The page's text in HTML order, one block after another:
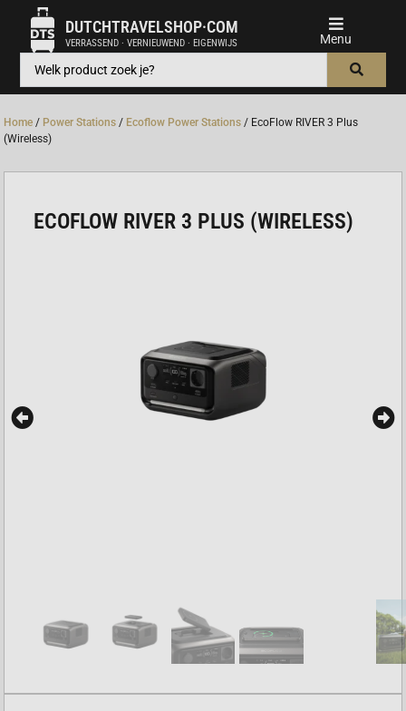
DUTCHTRAVELSHOP·COM
VERRASSEND · VERNIEUWEND · EIGENWIJS
Home / Power Stations / Ecoflow Power Stations / EcoFlow RIVER 3 Plus
(Wireless)
ECOFLOW RIVER 3 PLUS (WIRELESS)